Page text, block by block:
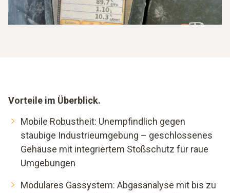
Vorteile im Überblick.
Mobile Robustheit: Unempfindlich gegen
staubige Industrieumgebung – geschlossenes
Gehäuse mit integriertem Stoßschutz für raue
Umgebungen
Modulares Gassystem: Abgasanalyse mit bis zu